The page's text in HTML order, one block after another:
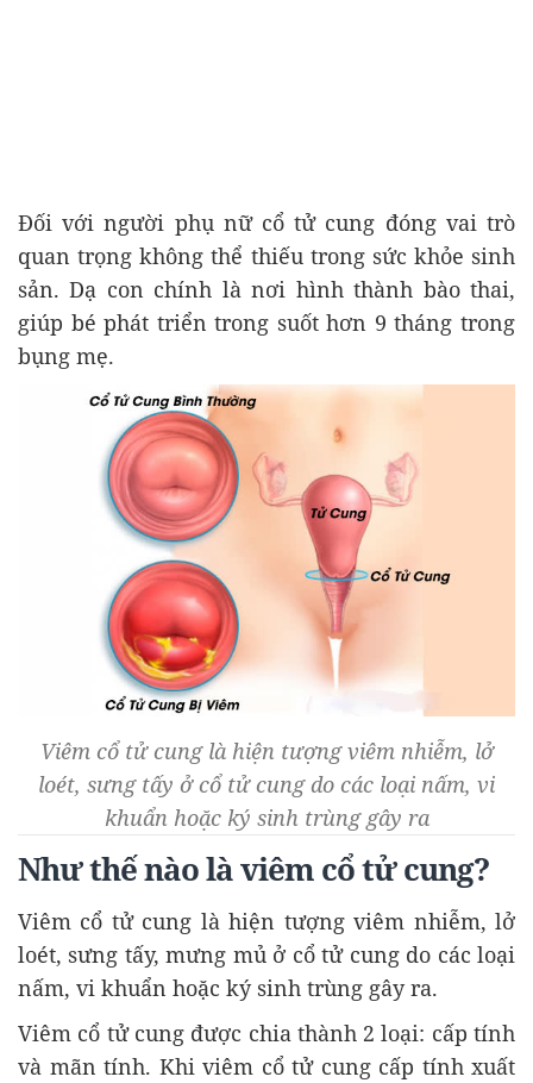
Đối với người phụ nữ cổ tử cung đóng vai trò
quan trọng không thể thiếu trong sức khỏe sinh
sản. Dạ con chính là nơi hình thành bào thai,
giúp bé phát triển trong suốt hơn 9 tháng trong
bụng mẹ.
Viêm cổ tử cung là hiện tượng viêm nhiễm, lở
loét, sưng tấy ở cổ tử cung do các loại nấm, vi
khuẩn hoặc ký sinh trùng gây ra
Như thế nào là viêm cổ tử cung?
Viêm cổ tử cung là hiện tượng viêm nhiễm, lở
loét, sưng tấy, mưng mủ ở cổ tử cung do các loại
nấm, vi khuẩn hoặc ký sinh trùng gây ra.
Viêm cổ tử cung được chia thành 2 loại: cấp tính
và mãn tính. Khi viêm cổ tử cung cấp tính xuất